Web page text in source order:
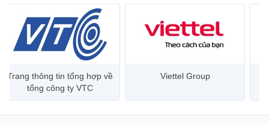
Trang thông tin tổng hợp về
tổng công ty VTC
Viettel Group